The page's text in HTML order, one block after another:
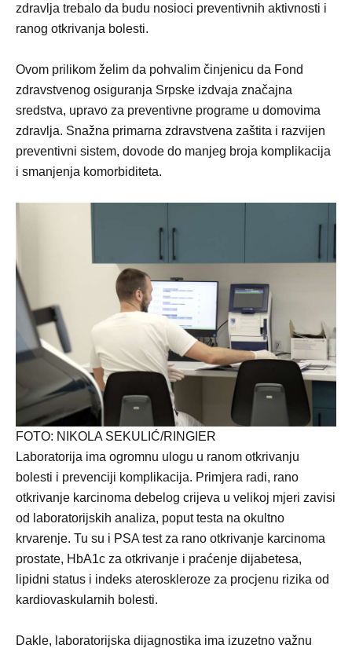
zdravlja trebalo da budu nosioci preventivnih aktivnosti i
ranog otkrivanja bolesti.
Ovom prilikom želim da pohvalim činjenicu da Fond
zdravstvenog osiguranja Srpske izdvaja značajna
sredstva, upravo za preventivne programe u domovima
zdravlja. Snažna primarna zdravstvena zaštita i razvijen
preventivni sistem, dovode do manjeg broja komplikacija
i smanjenja komorbiditeta.
FOTO: NIKOLA SEKULIĆ/RINGIER
Laboratorija ima ogromnu ulogu u ranom otkrivanju
bolesti i prevenciji komplikacija. Primjera radi, rano
otkrivanje karcinoma debelog crijeva u velikoj mjeri zavisi
od laboratorijskih analiza, poput testa na okultno
krvarenje. Tu su i PSA test za rano otkrivanje karcinoma
prostate, HbA1c za otkrivanje i praćenje dijabetesa,
lipidni status i indeks ateroskleroze za procjenu rizika od
kardiovaskularnih bolesti.
Dakle, laboratorijska dijagnostika ima izuzetno važnu